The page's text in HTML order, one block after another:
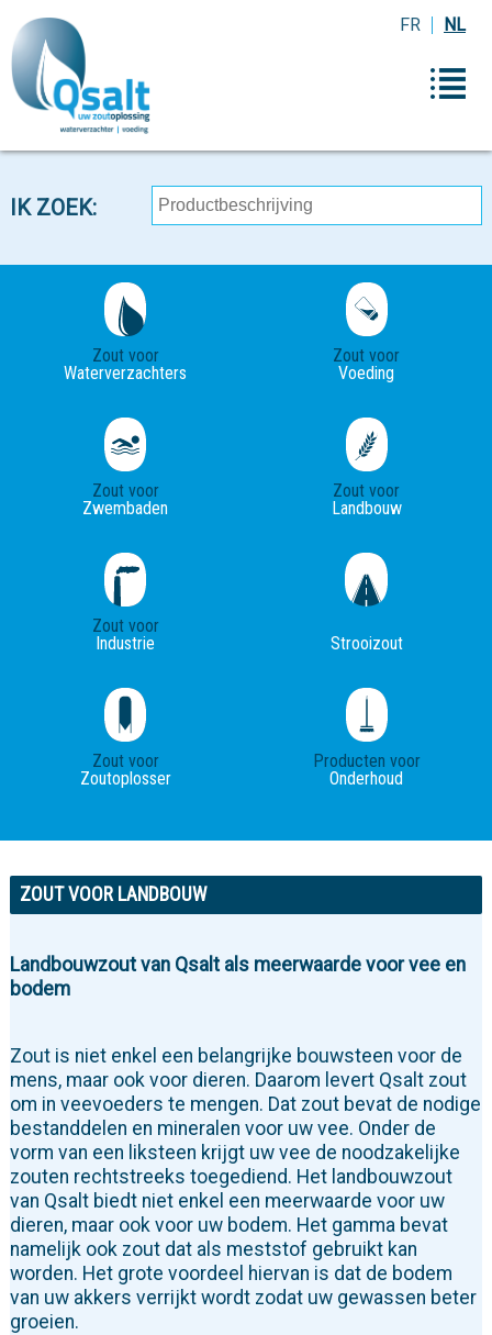
NL
FR
IK ZOEK:
Zout voor
Waterverzachters
Zout voor
Voeding
Zout voor
Zwembaden
Zout voor
Landbouw
Zout voor
Industrie
Strooizout
Zout voor
Zoutoplosser
Producten voor
Onderhoud
ZOUT VOOR LANDBOUW
Landbouwzout van Qsalt als meerwaarde voor vee en
bodem
Zout is niet enkel een belangrijke bouwsteen voor de
mens, maar ook voor dieren. Daarom levert Qsalt zout
om in veevoeders te mengen. Dat zout bevat de nodige
bestanddelen en mineralen voor uw vee. Onder de
vorm van een liksteen krijgt uw vee de noodzakelijke
zouten rechtstreeks toegediend. Het landbouwzout
van Qsalt biedt niet enkel een meerwaarde voor uw
dieren, maar ook voor uw bodem. Het gamma bevat
namelijk ook zout dat als meststof gebruikt kan
worden. Het grote voordeel hiervan is dat de bodem
van uw akkers verrijkt wordt zodat uw gewassen beter
groeien.